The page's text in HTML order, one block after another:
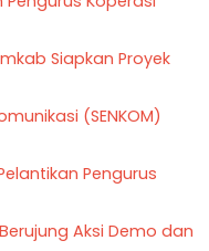
Siapkan Proyek
(SENKOM)
Pengurus
Aksi Demo dan